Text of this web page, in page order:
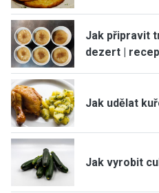
Jak připravit
dezert |
Jak udělat
Jak vyrobit